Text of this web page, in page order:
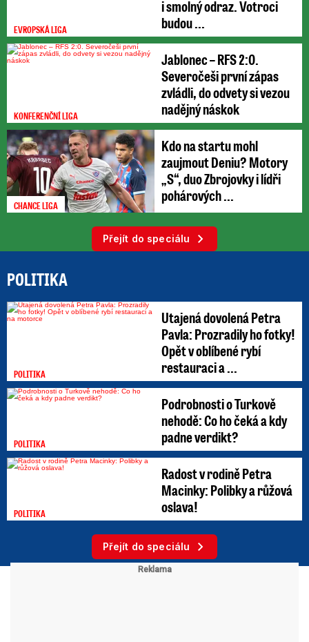
EVROPSKÁ LIGA
i smolný odraz. Votroci
budou ...
KONFERENČNÍ LIGA
Jablonec – RFS 2:0.
Severočeši první zápas
zvládli, do odvety si vezou
nadějný náskok
CHANCE LIGA
Kdo na startu mohl
zaujmout Deniu? Motory
„S“, duo Zbrojovky i lídři
pohárových ...
Přejít do speciálu
POLITIKA
POLITIKA
Utajená dovolená Petra
Pavla: Prozradily ho fotky!
Opět v oblíbené rybí
restauraci a ...
POLITIKA
Podrobnosti o Turkově
nehodě: Co ho čeká a kdy
padne verdikt?
POLITIKA
Radost v rodině Petra
Macinky: Polibky a růžová
oslava!
Přejít do speciálu